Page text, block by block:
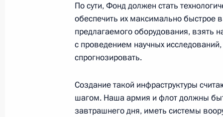
Сергей Иванов совершил рабочую
29 марта 2016 года, 13:30
Встреча с Владимиром
2 февраля 2016 года, 16:30
По сути, Фонд должен стать
обеспечить их максимально быстрое
предлагаемого оборудования, взять
с проведением научных
спрогнозировать.
Создание такой инфраструктуры
шагом. Наша армия и флот должны
завтрашнего дня, иметь системы